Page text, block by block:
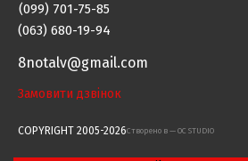
(099) 701-75-85
(063) 680-19-94
8notalv@gmail.com
Замовити дзвінок
COPYRIGHT 2005-2026Cтворено в — OC STUDIO